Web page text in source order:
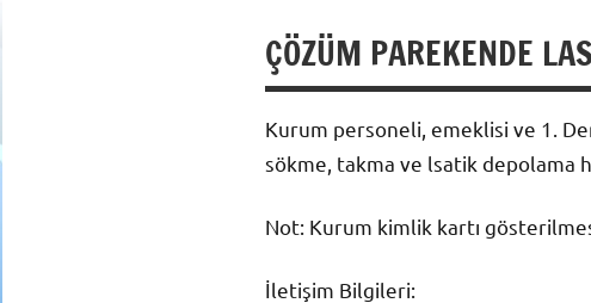
ÇÖZÜM PAREKENDE
Kurum personeli, emeklisi ve 1.
sökme, takma ve lsatik depolama
Not: Kurum kimlik kartı
İletişim Bilgileri: